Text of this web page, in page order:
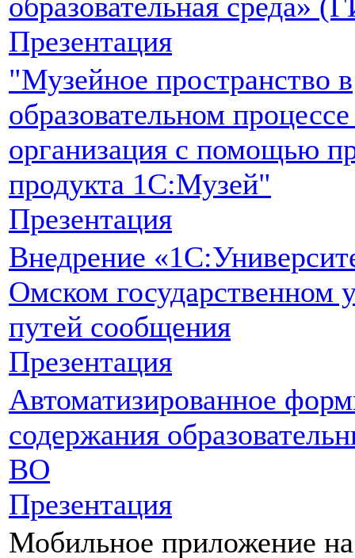
Презентация
"Музейное пространство в
образовательном
организация с помощью
продукта 1С:Музей"
Презентация
Внедрение
Омском государственном
путей сообщения
Презентация
Автоматизированное
содержания
ВО
Презентация
Мобильное приложение на